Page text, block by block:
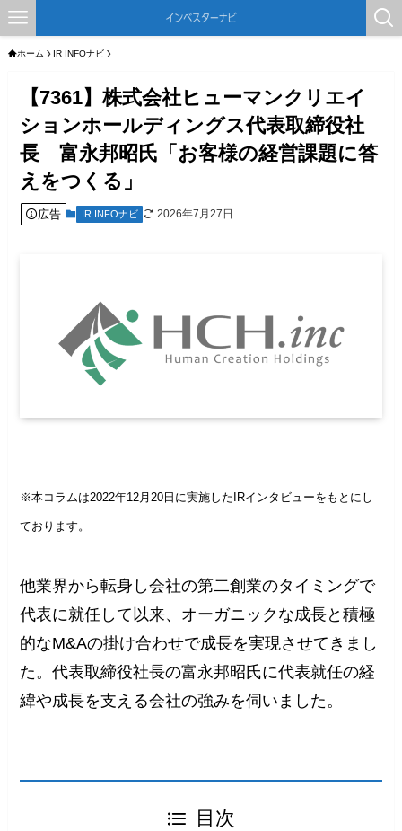
ホーム IR INFOナビ
【7361】株式会社ヒューマンクリエイ
ションホールディングス代表取締役社
長 富永邦昭氏「お客様の経営課題に答
えをつくる」
広告 IR INFOナビ 2026年7月27日
※本コラムは2022年12月20日に実施したIRインタビューをもとにし
ております。
他業界から転身し会社の第二創業のタイミングで
代表に就任して以来、オーガニックな成長と積極
的なM&Aの掛け合わせで成長を実現させてきまし
た。代表取締役社長の富永邦昭氏に代表就任の経
緯や成長を支える会社の強みを伺いました。
目次